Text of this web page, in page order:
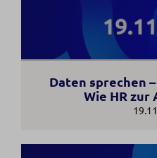
Daten sprechen
Wie HR zur